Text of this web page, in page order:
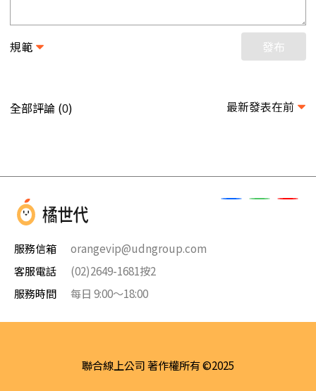
規範 發布
全部評論 (0) 最新發表在前
服務信箱
orangevip@udngroup.com
客服電話
(02)2649-1681按2
服務時間
每日 9:00～18:00
聯合線上公司 著作權所有 ©2025